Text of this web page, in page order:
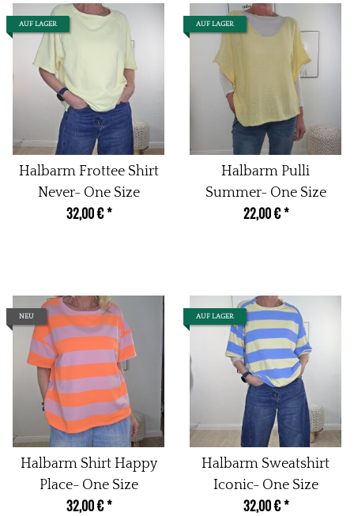
AUF LAGER
Halbarm Frottee Shirt
Never- One Size
32,00 €*
AUF LAGER
Halbarm Pulli
Summer- One Size
22,00 €*
NEU
Halbarm Shirt Happy
Place- One Size
32,00 €*
AUF LAGER
Halbarm Sweatshirt
Iconic- One Size
32,00 €*